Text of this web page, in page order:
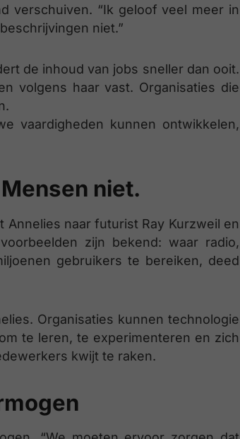
verschuiven. “Ik geloof veel meer in
niet.”
de inhoud van jobs sneller dan ooit.
volgens haar vast. Organisaties die
vaardigheden kunnen ontwikkelen,
niet.
naar futurist Ray Kurzweil en
zijn bekend: waar radio,
gebruikers te bereiken, deed
Organisaties kunnen technologie
te leren, te experimenteren en zich
kwijt te raken.